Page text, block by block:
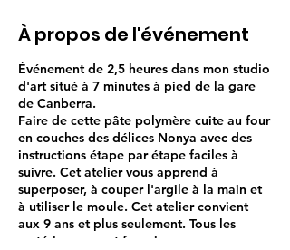
À propos de l'événement
Événement de 2,5 heures dans mon studio
d'art situé à 7 minutes à pied de la gare
de Canberra.
Faire de cette pâte polymère cuite au four
en couches des délices Nonya avec des
instructions étape par étape faciles à
suivre. Cet atelier vous apprend à
superposer, à couper l'argile à la main et
à utiliser le moule. Cet atelier convient
aux 9 ans et plus seulement. Tous les
matériaux seront fournis.